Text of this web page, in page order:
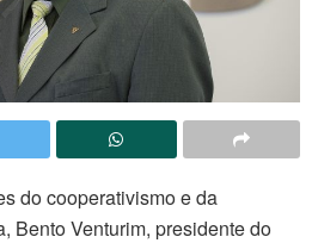
do cooperativismo e da
Bento Venturim, presidente do